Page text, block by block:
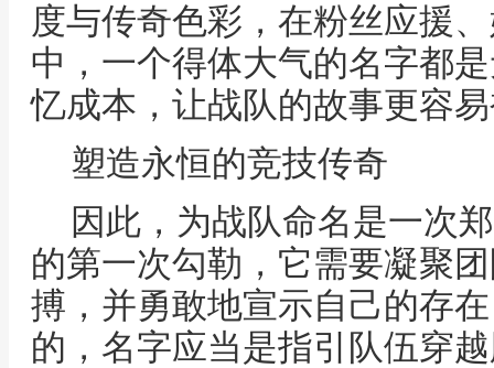
度与传奇色彩，在粉丝应援
中，一个得体大气的名字都
忆成本，让战队的故事更容
塑造永恒的竞技传奇
因此，为战队命名是一次
的第一次勾勒，它需要凝聚
搏，并勇敢地宣示自己的存
的，名字应当是指引队伍穿